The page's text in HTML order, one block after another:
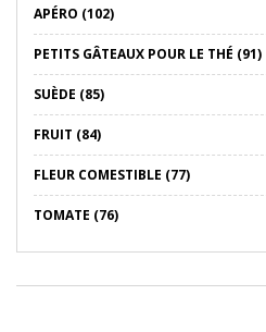
APÉRO (102)
PETITS GÂTEAUX POUR LE THÉ (91)
SUÈDE (85)
FRUIT (84)
FLEUR COMESTIBLE (77)
TOMATE (76)